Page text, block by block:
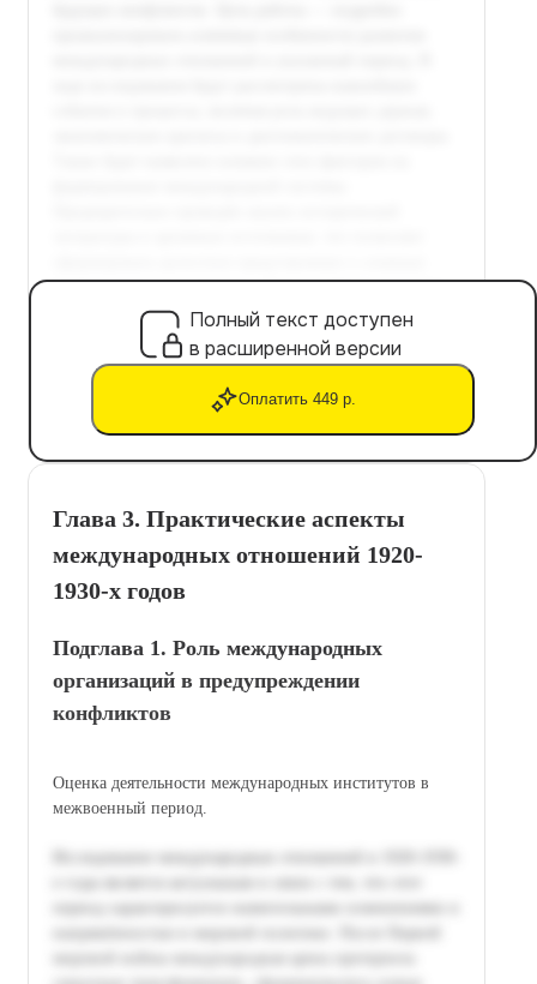
Полный текст доступен
в расширенной версии
Оплатить 449 р.
Глава 3. Практические аспекты
международных отношений 1920-
1930-х годов
Подглава 1. Роль международных
организаций в предупреждении
конфликтов
Оценка деятельности международных институтов в
межвоенный период.